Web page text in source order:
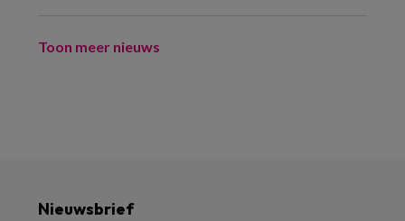
Toon meer nieuws
Nieuwsbrief